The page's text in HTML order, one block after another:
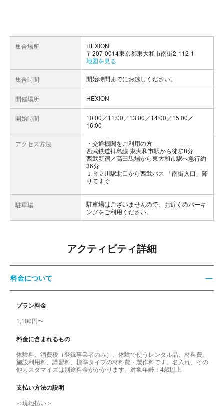
集合場所
HEXION
〒207-0014東京都東大和市南街2-112-1
地図を見る
集合時間 開始時間までにお越しください。
開催場所 HEXION
開始時間
10:00／11:00／13:00／14:00／15:00／
16:00
アクセス方法
交通機関をご利用の方
西武鉄道拝島線 東大和市駅から徒歩8分
西武新宿／高田馬場から東大和市駅へ急行約
36分
ＪＲ立川駅北口から西武バス 「南街入口」降
りてすぐ
駐車場
駐車場はございませんので、お近くのパーキ
ングをご利用ください。
アクティビティ詳細
料金について
プラン料金
1,100円〜
料金に含まれるもの
体験料、消費税（登録事業者のみ）、体験で使うレンタル品、材料費、
施設利用料、講習料、標準タイプの材料費・製作料です。名入れ、その
他カスタマイズは別途料金がかかります。対象年齢：4歳以上
支払い方法の説明
＜現地払い＞